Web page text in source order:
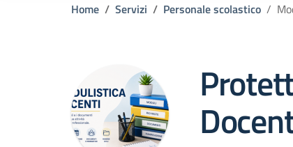
Home Servizi Personale scolastico